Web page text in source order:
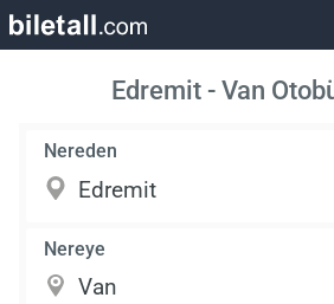
Edremit - Van
Nereden
Nereye